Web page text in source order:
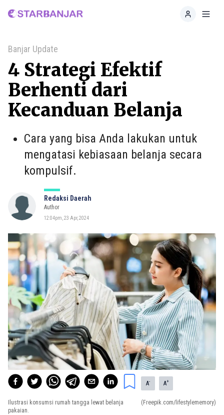
Home
Banjar Update
4 Strategi Efektif
Berhenti dari
Kecanduan Belanja
Cara yang bisa Anda lakukan untuk
mengatasi kebiasaan belanja secara
kompulsif.
Redaksi Daerah
Author
12:04pm, 23 Apr, 2024
A- A+
Ilustrasi konsumsi rumah tangga lewat belanja
pakaian.
(Freepik.com/lifestylememory)